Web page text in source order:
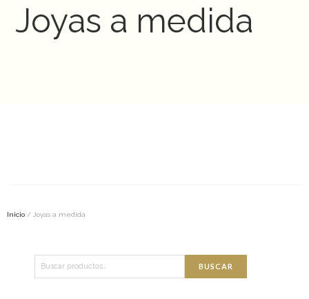
Joyas a medida
Inicio / Joyas a medida
por:
BUSCAR